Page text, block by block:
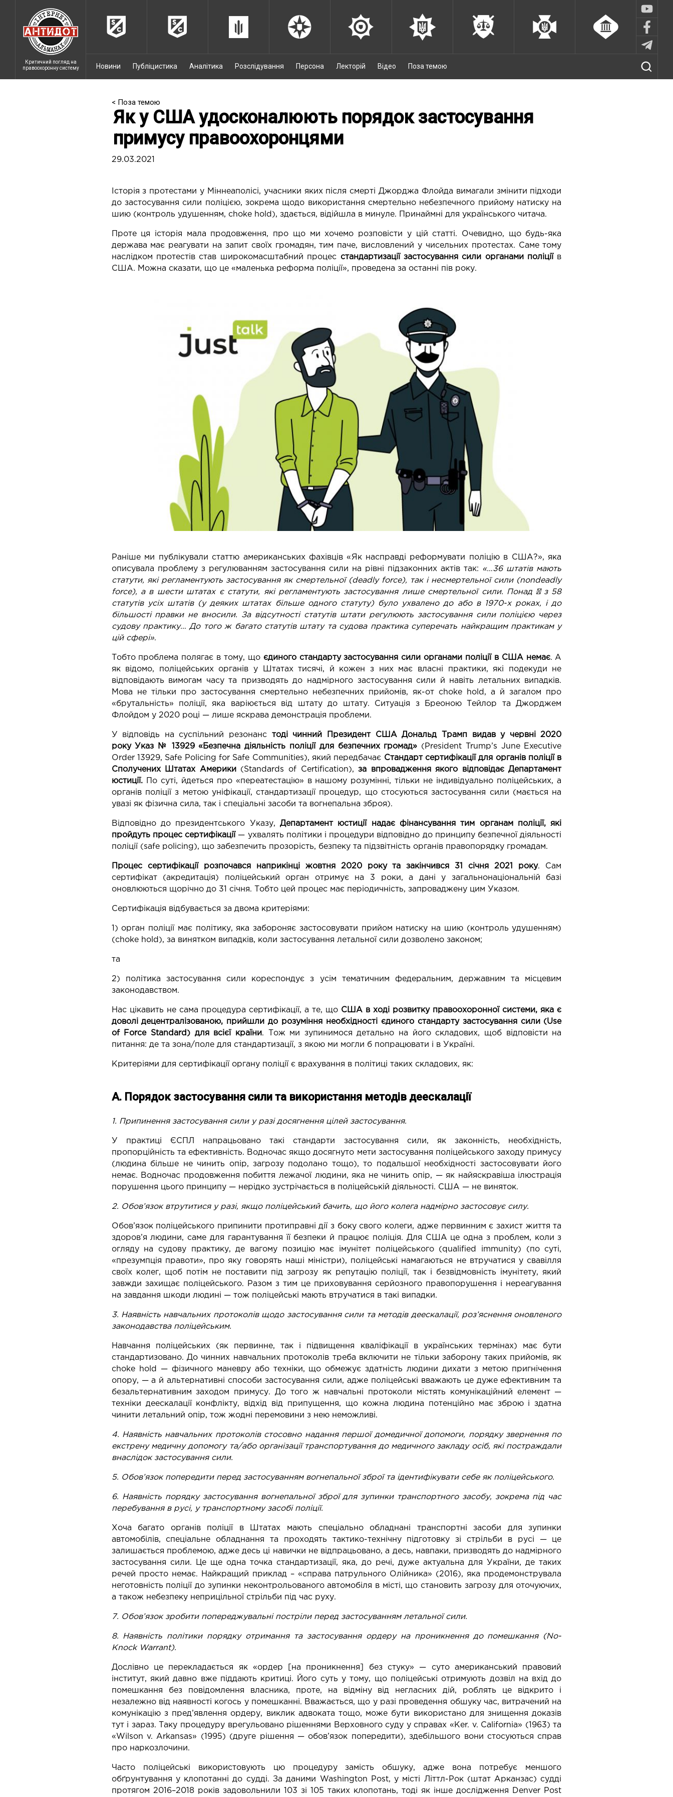
Критичний погляд на
правоохоронну систему
Новини Публіцистика Аналітика Розслідування Персона Лекторій Відео Поза темою
< Поза темою
Як у США удосконалюють порядок застосування
примусу правоохоронцями
29.03.2021
Історія з протестами у Міннеаполісі, учасники яких після смерті Джорджа Флойда вимагали змінити підходи
до застосування сили поліцією, зокрема щодо використання смертельно небезпечного прийому натиску на
шию (контроль удушенням, choke hold), здається, відійшла в минуле. Принаймні для українського читача.
Проте ця історія мала продовження, про що ми хочемо розповісти у цій статті. Очевидно, що будь-яка
держава має реагувати на запит своїх громадян, тим паче, висловлений у чисельних протестах. Саме тому
наслідком протестів став широкомасштабний процес стандартизації застосування сили органами поліції в
США. Можна сказати, що це «маленька реформа поліції», проведена за останні пів року.
Раніше ми публікували статтю американських фахівців « Як насправді реформувати поліцію в США?», яка
описувала проблему з регулюванням застосування сили на рівні підзаконних актів так:
«…36 штатів мають
статути, які регламентують застосування як смертельної (deadly force), так і несмертельної сили (nondeadly
force), а в шести штатах є статути, які регламентують застосування лише смертельної сили. Понад ¾ з 58
статутів усіх штатів (у деяких штатах більше одного статуту) було ухвалено до або в 1970-х роках, і до
більшості правки не вносили. За відсутності статутів штати регулюють застосування сили поліцією через
судову практику… До того ж багато статутів штату та судова практика суперечать найкращим практикам у
цій сфері».
Тобто проблема полягає в тому, що єдиного стандарту застосування сили органами поліції в США немає. А
як відомо, поліцейських органів у Штатах тисячі, й кожен з них має власні практики, які подекуди не
відповідають вимогам часу та призводять до надмірного застосування сили й навіть летальних випадків.
Мова не тільки про застосування смертельно небезпечних прийомів, як-от choke hold, а й загалом про
«брутальність» поліції, яка варіюється від штату до штату. Ситуація з Бреоною Тейлор та Джорджем
Флойдом у 2020 році — лише яскрава демонстрація проблеми.
У відповідь на суспільний резонанс тоді чинний Президент США Дональд Трамп видав у червні 2020
року Указ № 13929 «Безпечна діяльність поліції для безпечних громад» (President Trump’s June Executive
Order 13929, Safe Policing for Safe Communities), який передбачає Стандарт сертифікації для органів поліції в
Сполучених Штатах Америки (Standards of Certification),за впровадження якого відповідає Департамент
юстиції.
По суті, йдеться про «переатестацію» в нашому розумінні, тільки не індивідуально поліцейських, а
органів поліції з метою уніфікації, стандартизації процедур, що стосуються застосування сили (мається на
увазі як фізична сила, так і спеціальні засоби та вогнепальна зброя).
Відповідно до президентського Указу, Департамент юстиції надає фінансування тим органам поліції, які
пройдуть процес сертифікації — ухвалять політики і процедури відповідно до принципу безпечної діяльності
поліції (safe policing), що забезпечить прозорість, безпеку та підзвітність органів правопорядку громадам.
Процес сертифікації розпочався наприкінці жовтня 2020 року та закінчився 31 січня 2021 року. Сам
сертифікат (акредитація) поліцейський орган отримує на 3 роки, а дані у загальнонаціональній базі
оновлюються щорічно до 31 січня. Тобто цей процес має періодичність, запроваджену цим Указом.
Сертифікація відбувається за двома критеріями:
1) орган поліції має політику, яка забороняє застосовувати прийом натиску на шию (контроль удушенням)
(choke hold), за винятком випадків, коли застосування летальної сили дозволено законом;
та
2) політика застосування сили кореспондує з усім тематичним федеральним, державним та місцевим
законодавством.
Нас цікавить не сама процедура сертифікації, а те, що США в ході розвитку правоохоронної системи, яка є
доволі децентралізованою, прийшли до розуміння необхідності єдиного стандарту застосування сили (Use
of Force Standard) для всієї країни. Тож ми зупинимося детально на його складових, щоб відповісти на
питання: де та зона/поле для стандартизації, з якою ми могли б попрацювати і в Україні.
Критеріями для сертифікації органу поліції є врахування в політиці таких складових, як:
А. Порядок застосування сили та використання методів деескалації
1. Припинення застосування сили у разі досягнення цілей застосування.
У практиці ЄСПЛ напрацьовано такі стандарти застосування сили, як законність, необхідність,
пропорційність та ефективність. Водночас якщо досягнуто мети застосування поліцейського заходу примусу
(людина більше не чинить опір, загрозу подолано тощо), то подальшої необхідності застосовувати його
немає. Водночас продовження побиття лежачої людини, яка не чинить опір, — як найяскравіша ілюстрація
порушення цього принципу — нерідко зустрічається в поліцейській діяльності. США — не виняток.
2. Обов’язок втрутитися у разі, якщо поліцейський бачить, що його колега надмірно застосовує силу.
Обов’язок поліцейського припинити протиправні дії з боку свого колеги, адже первинним є захист життя та
здоров’я людини, саме для гарантування її безпеки й працює поліція. Для США це одна з проблем, коли з
огляду на судову практику, де вагому позицію має імунітет поліцейського (qualified immunity) (по суті,
«презумпція правоти», про яку говорять наші міністри), поліцейські намагаються не втручатися у свавілля
своїх колег, щоб потім не поставити під загрозу як репутацію поліції, так і безвідмовність імунітету, який
завжди захищає поліцейського. Разом з тим це приховування серйозного правопорушення і нереагування
на завдання шкоди людині — тож поліцейські мають втручатися в такі випадки.
3. Наявність навчальних протоколів щодо застосування сили та методів деескалації, роз’яснення оновленого
законодавства поліцейським.
Навчання поліцейських (як первинне, так і підвищення кваліфікації в українських термінах) має бути
стандартизовано. До чинних навчальних протоколів треба включити не тільки заборону таких прийомів, як
choke hold — фізичного маневру або техніки, що обмежує здатність людини дихати з метою пригнічення
опору, — а й альтернативні способи застосування сили, адже поліцейські вважають це дуже ефективним та
безальтернативним заходом примусу. До того ж навчальні протоколи містять комунікаційний елемент —
техніки деескалації конфлікту, відхід від припущення, що кожна людина потенційно має зброю і здатна
чинити летальний опір, тож жодні перемовини з нею неможливі.
4. Наявність навчальних протоколів стосовно надання першої домедичної допомоги, порядку звернення по
екстрену медичну допомогу та/або організації транспортування до медичного закладу осіб, які постраждали
внаслідок застосування сили.
5. Обов’язок попередити перед застосуванням вогнепальної зброї та ідентифікувати себе як поліцейського.
6. Наявність порядку застосування вогнепальної зброї для зупинки транспортного засобу, зокрема під час
перебування в русі, у транспортному засобі поліції.
Хоча багато органів поліції в Штатах мають спеціально обладнані транспортні засоби для зупинки
автомобілів, спеціальне обладнання та проходять тактико-технічну підготовку зі стрільби в русі — це
залишається проблемою, адже десь ці навички не відпрацьовано, а десь, навпаки, призводять до надмірного
застосування сили. Це ще одна точка стандартизації, яка, до речі, дуже актуальна для України, де таких
речей просто немає. Найкращий приклад –«справа патрульного Олійника» (2016), яка продемонструвала
неготовність поліції до зупинки неконтрольованого автомобіля в місті, що становить загрозу для оточуючих,
а також небезпеку неприцільної стрільби під час руху.
7. Обов’язок зробити попереджувальні постріли перед застосуванням летальної сили.
8. Наявність політики порядку отримання та застосування ордеру на проникнення до помешкання (No-
Knock Warrant).
Дослівно це перекладається як «ордер [на проникнення] без стуку» — суто американський правовий
інститут, який давно вже піддають критиці. Його суть у тому, що поліцейські отримують дозвіл на вхід до
помешкання без повідомлення власника, проте, на відміну від негласних дій, роблять це відкрито і
незалежно від наявності когось у помешканні. Вважається, що у разі проведення обшуку час, витрачений на
комунікацію з пред’явлення ордеру, виклик адвоката тощо, може бути використано для знищення доказів
тут і зараз. Таку процедуру врегульовано рішеннями Верховного суду у справах «Ker. v. California» (1963) та
«Wilson v. Arkansas» (1995) (друге рішення — обов’язок попередити), здебільшого вони стосуються справ
про наркозлочини.
Часто поліцейські використовують цю процедуру замість обшуку, адже вона потребує меншого
обґрунтування у клопотанні до судді. За даними Washington Post, у місті Літтл-Рок (штат Арканзас) судді
протягом 2016–2018 років задовольнили 103 зі 105 таких клопотань, тоді як інше дослідження Denver Post